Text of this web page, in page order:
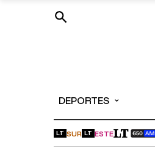
DEPORTES ⌄
LT SUR LT ESTE